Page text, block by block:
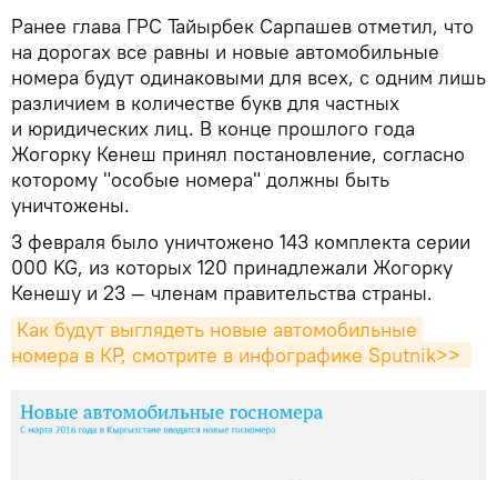
Ранее глава ГРС Тайырбек Сарпашев отметил, что
на дорогах все равны и новые автомобильные
номера будут одинаковыми для всех, с одним лишь
различием в количестве букв для частных
и юридических лиц. В конце прошлого года
Жогорку Кенеш принял постановление, согласно
которому "особые номера" должны быть
уничтожены.
3 февраля было уничтожено 143 комплекта серии
000 KG, из которых 120 принадлежали Жогорку
Кенешу и 23 — членам правительства страны.
Как будут выглядеть новые автомобильные
номера в КР, смотрите в инфографике Sputnik>>